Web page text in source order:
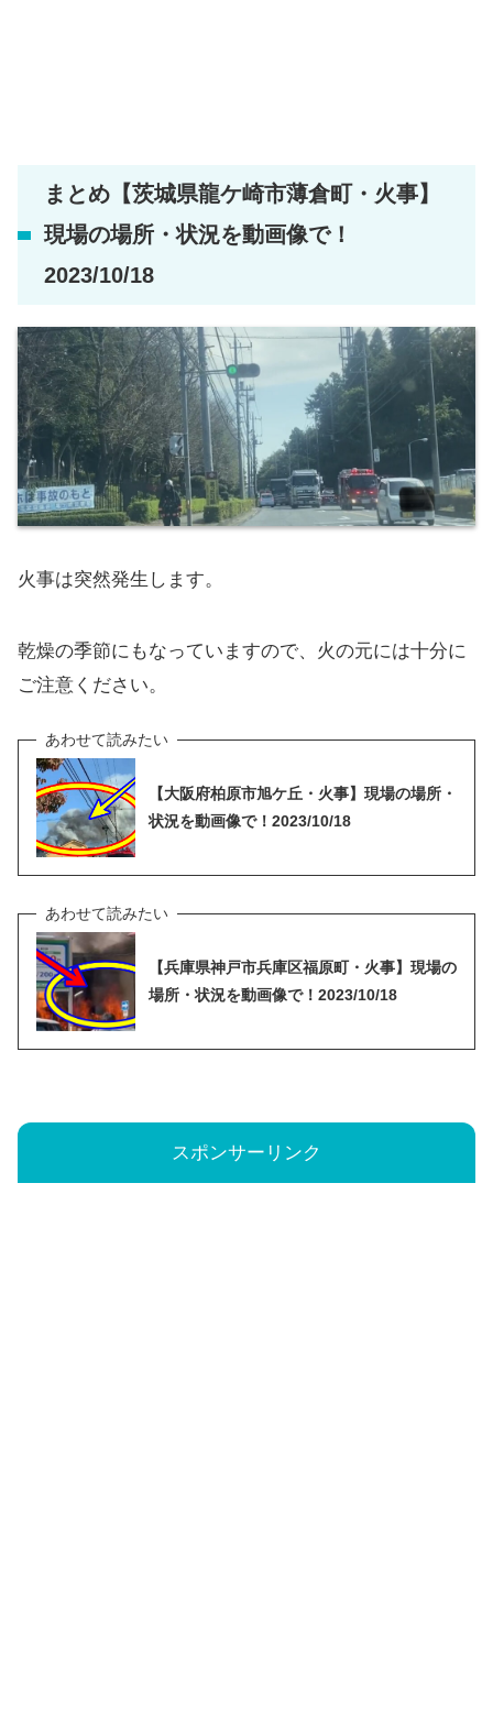
まとめ【茨城県龍ケ崎市薄倉町・火事】
現場の場所・状況を動画像で！
2023/10/18
火事は突然発生します。
乾燥の季節にもなっていますので、火の元には十分に
ご注意ください。
【大阪府柏原市旭ケ丘・火事】現場の場所・
状況を動画像で！2023/10/18
【兵庫県神戸市兵庫区福原町・火事】現場の
場所・状況を動画像で！2023/10/18
スポンサーリンク